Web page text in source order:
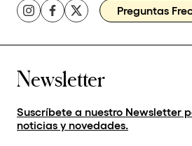
Preguntas
Newsletter
Suscríbete a nuestro Newsletter
noticias y novedades.